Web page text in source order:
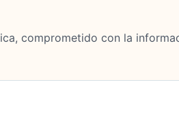
comprometido con la